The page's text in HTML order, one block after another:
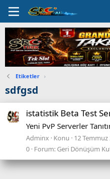
Etiketler ›
sdfgsd
istatistik Beta Test
Yeni PvP Serverler
Adminx Konu 12 Temmuz
0 Forum: Geri Dönüşüm